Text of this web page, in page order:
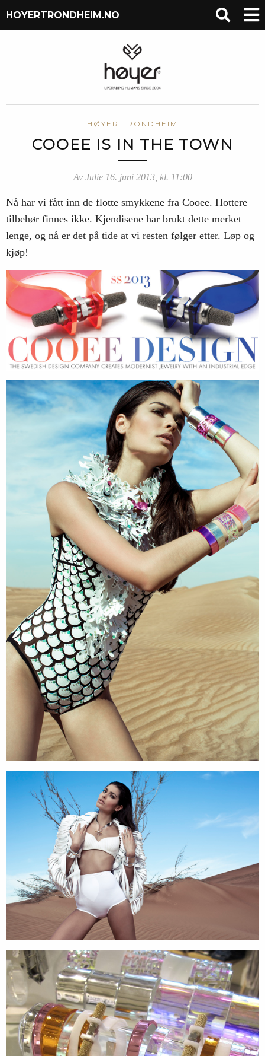
HOYERTRONDHEIM.NO
HØYER TRONDHEIM
COOEE IS IN THE TOWN
Av Julie 16. juni 2013, kl. 11:00
Nå har vi fått inn de flotte smykkene fra Cooee. Hottere
tilbehør finnes ikke. Kjendisene har brukt dette merket
lenge, og nå er det på tide at vi resten følger etter. Løp og
kjøp!